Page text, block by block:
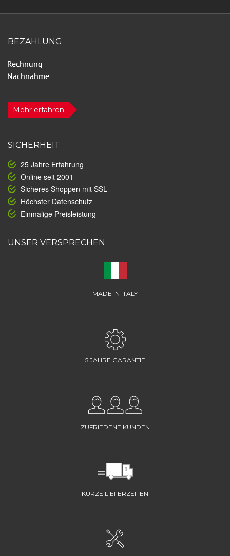
BEZAHLUNG
Mehr erfahren
SICHERHEIT
25 Jahre Erfahrung
Online seit 2001
Sicheres Shoppen mit SSL
Höchster Datenschutz
Einmalige Preisleistung
UNSER VERSPRECHEN
MADE IN ITALY
5 JAHRE GARANTIE
ZUFRIEDENE KUNDEN
KURZE LIEFERZEITEN